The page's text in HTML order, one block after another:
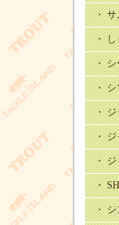
・
・
・
・
・
・
・
・
・